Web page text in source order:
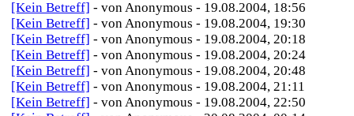
[Kein Betreff] - von Anonymous - 19.08.2004, 18:56
[Kein Betreff] - von Anonymous - 19.08.2004, 19:30
[Kein Betreff] - von Anonymous - 19.08.2004, 20:18
[Kein Betreff] - von Anonymous - 19.08.2004, 20:24
[Kein Betreff] - von Anonymous - 19.08.2004, 20:48
[Kein Betreff] - von Anonymous - 19.08.2004, 21:11
[Kein Betreff] - von Anonymous - 19.08.2004, 22:50